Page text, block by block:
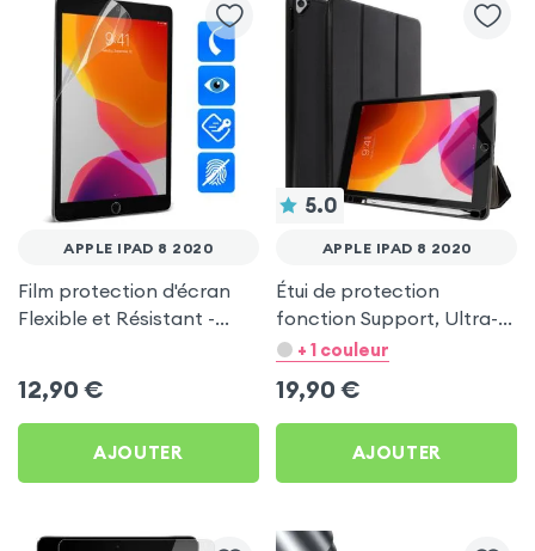
APPLE IPAD 8 2020
Film protection d'écran
Flexible et Résistant -
12,90 €
AJOUTER
5.0
APPLE IPAD 8 2020
Étui de protection
fonction Support, Ultra-
fin - Noir pour Apple iPad
+ 1 couleur
19,90 €
AJOUTER